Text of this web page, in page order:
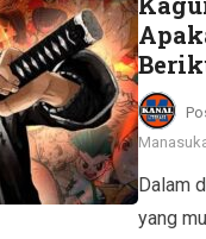
Dalam
yang